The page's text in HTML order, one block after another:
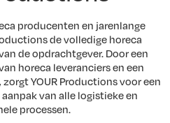
producenten en jarenlange
de volledige horeca
de opdrachtgever. Door een
horeca leveranciers en een
YOUR Productions voor een
van alle logistieke en
processen.